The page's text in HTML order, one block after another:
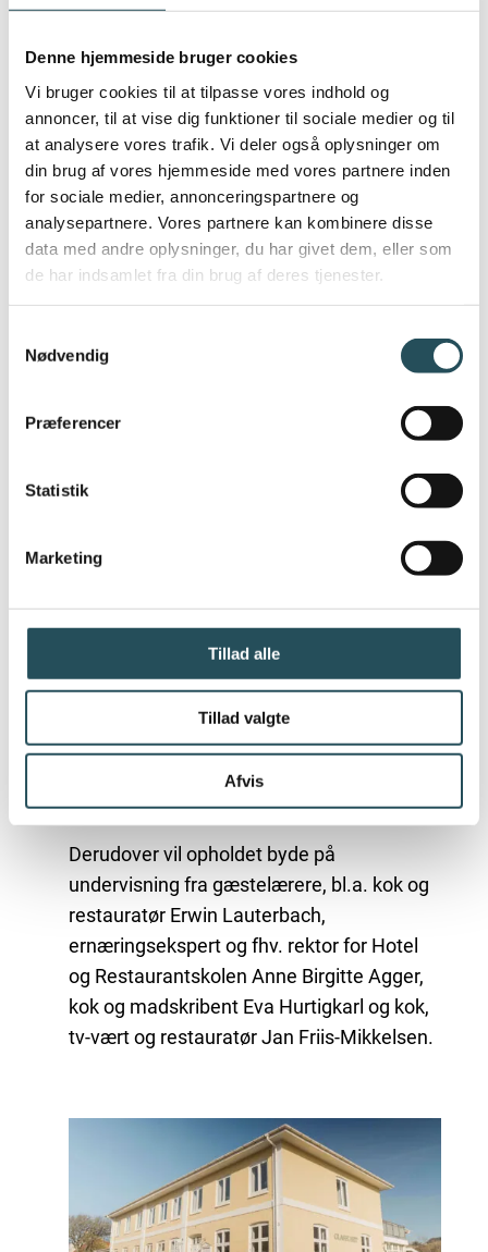
Denne hjemmeside bruger cookies
Vi bruger cookies til at tilpasse vores indhold og
annoncer, til at vise dig funktioner til sociale medier og til
at analysere vores trafik. Vi deler også oplysninger om
din brug af vores hjemmeside med vores partnere inden
for sociale medier, annonceringspartnere og
analysepartnere. Vores partnere kan kombinere disse
data med andre oplysninger, du har givet dem, eller som
de har indsamlet fra din brug af deres tjenester.
Nødvendig
Præferencer
Statistik
Marketing
Tillad alle
Tillad valgte
Afvis
ikke er lig med en usund arbejdskultur.
“Hvis vi vil have en bæredygtig
fødevarebranche – både menneskeligt,
råvaremæssigt og miljømæssigt – så
kræver det, at vi gentænker hele
fundamentet. Det starter med de miljøer, vi
inviterer unge ind i.” - Johannes
Haandsbæk Vestergaard.
kommer man til at arbejde med råvarer,
sæsoner og teknikker. Man lærer selv at
fællesskab og med ansvar for både
En del af undervisningen vil netop være at
drive en sommerrestaurant, et bageri og
en café i Lønstrup, hvor eleverne vil møde
og arbejde sammen med lokale
producenter og leverandører af kød og
grønt.
Derudover vil opholdet byde på
undervisning fra gæstelærere, bl.a. kok og
restauratør Erwin Lauterbach,
ernæringsekspert og fhv. rektor for Hotel
og Restaurantskolen Anne Birgitte Agger,
kok og madskribent Eva Hurtigkarl og kok,
tv-vært og restauratør Jan Friis-Mikkelsen.